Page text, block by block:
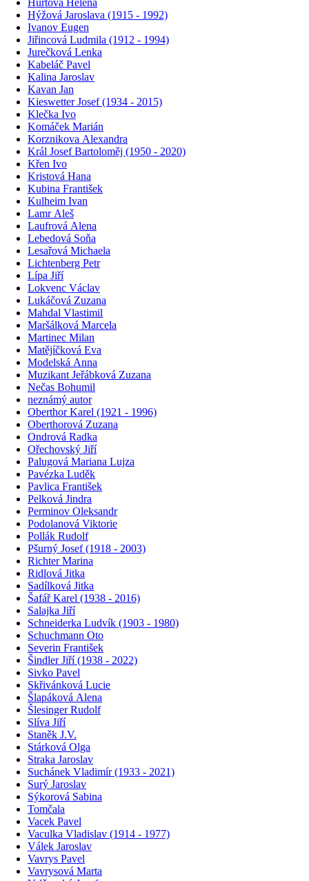
Hurtová Helena
Hýžová Jaroslava (1915 - 1992)
Ivanov Eugen
Jiřincová Ludmila (1912 - 1994)
Jurečková Lenka
Kabeláč Pavel
Kalina Jaroslav
Kavan Jan
Kieswetter Josef (1934 - 2015)
Klečka Ivo
Komáček Marián
Korznikova Alexandra
Král Josef Bartoloměj (1950 - 2020)
Křen Ivo
Kristová Hana
Kubina František
Kulheim Ivan
Lamr Aleš
Laufrová Alena
Lebedová Soňa
Lesařová Michaela
Lichtenberg Petr
Lípa Jiří
Lokvenc Václav
Lukáčová Zuzana
Mahdal Vlastimil
Maršálková Marcela
Martinec Milan
Matějíčková Eva
Modelská Anna
Muzikant Jeřábková Zuzana
Nečas Bohumil
neznámý autor
Oberthor Karel (1921 - 1996)
Oberthorová Zuzana
Ondrová Radka
Ořechovský Jiří
Palugová Mariana Lujza
Pavézka Luděk
Pavlica František
Pelková Jindra
Perminov Oleksandr
Podolanová Viktorie
Pollák Rudolf
Pšurný Josef (1918 - 2003)
Richter Marina
Ridlová Jitka
Sadílková Jitka
Šafář Karel (1938 - 2016)
Salajka Jiří
Schneiderka Ludvík (1903 - 1980)
Schuchmann Oto
Severin František
Šindler Jiří (1938 - 2022)
Sivko Pavel
Skřivánková Lucie
Šlapáková Alena
Šlesinger Rudolf
Slíva Jiří
Staněk J.V.
Stárková Olga
Straka Jaroslav
Suchánek Vladimír (1933 - 2021)
Surý Jaroslav
Sýkorová Sabina
Tomčala
Vacek Pavel
Vaculka Vladislav (1914 - 1977)
Válek Jaroslav
Vavrys Pavel
Vavrysová Marta